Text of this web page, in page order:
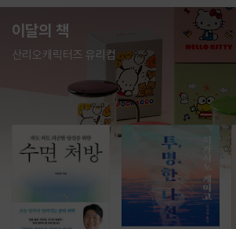
이달의 책
산리오캐릭터즈 유리컵